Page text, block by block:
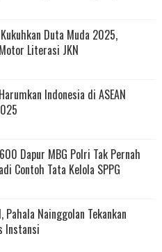
Duta Muda 2025,
Literasi JKN
Indonesia di ASEAN
Dapur MBG Polri Tak Pernah
Contoh Tata Kelola SPPG
Pahala Nainggolan Tekankan
Instansi